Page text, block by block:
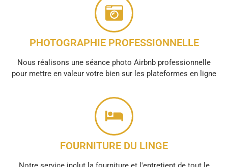
PHOTOGRAPHIE PROFESSIONNELLE
Nous réalisons une séance photo Airbnb professionnelle
pour mettre en valeur votre bien sur les plateformes en ligne
FOURNITURE DU LINGE